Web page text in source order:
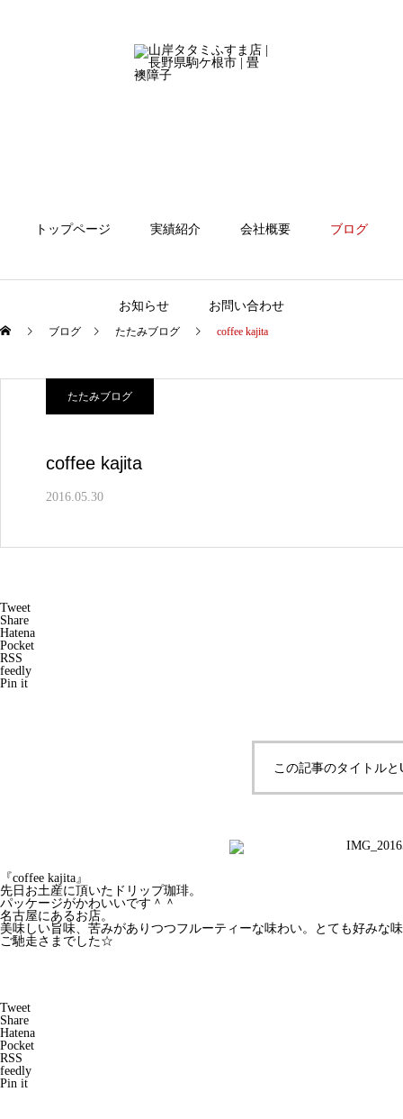
トップページ 実績紹介 会社概要 ブログ
お知らせ お問い合わせ
ブログ たたみブログ coffee kajita
たたみブログ
coffee kajita
2016.05.30
Tweet
Share
Hatena
Pocket
RSS
feedly
Pin it
この記事のタイトル
『coffee kajita』
先日お土産に頂いたドリップ珈琲。
パッケージがかわいいです＾＾
名古屋にあるお店。
美味しい旨味、苦みがありつつフルーティーな味わい。とても好みな
ご馳走さまでした☆
Tweet
Share
Hatena
Pocket
RSS
feedly
Pin it